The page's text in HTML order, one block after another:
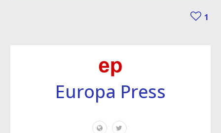
1
Europa Press